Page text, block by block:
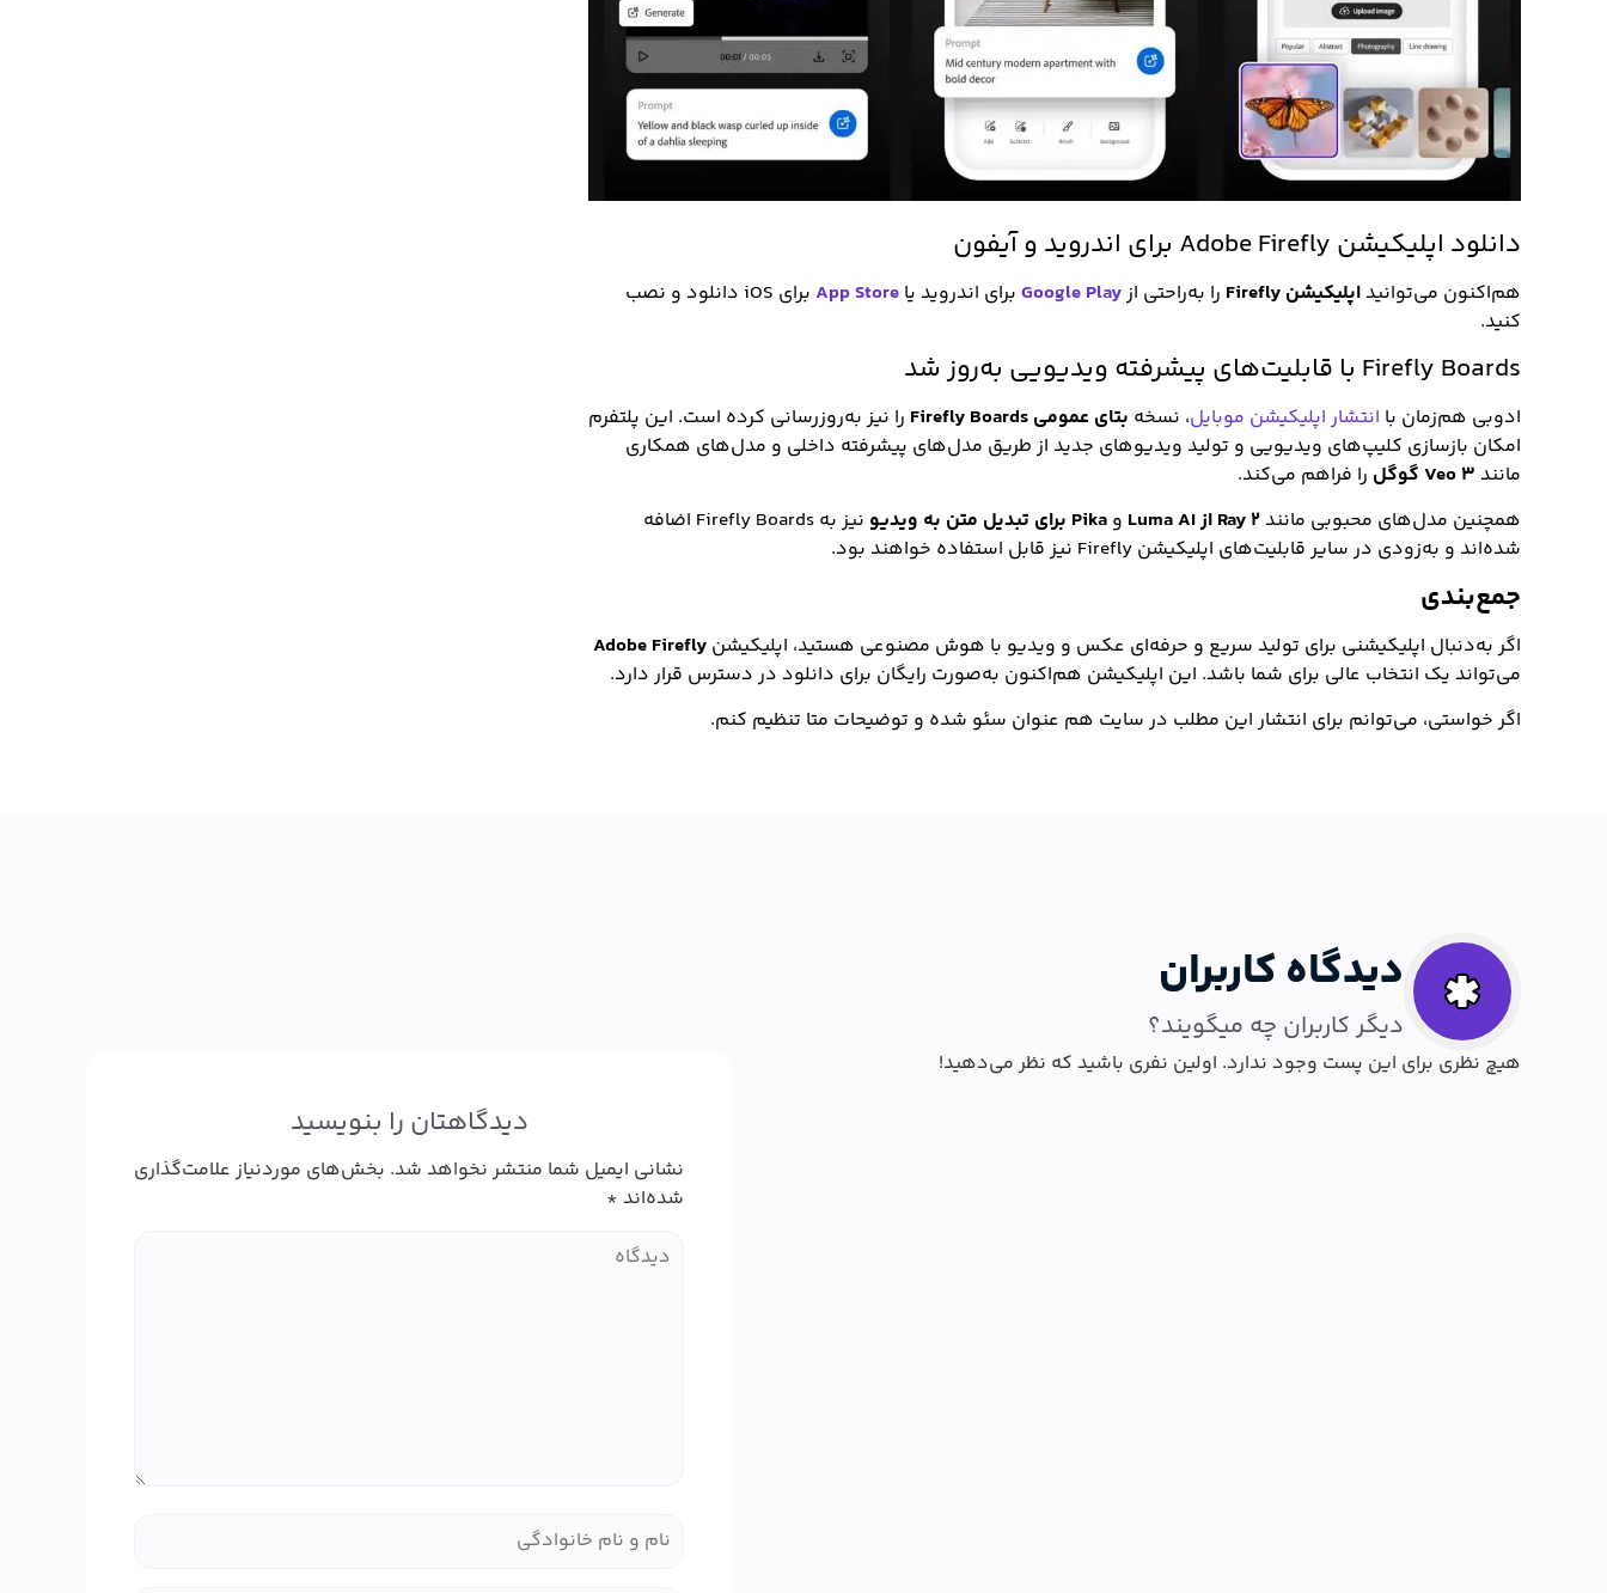
دانلود اپلیکیشن Adobe Firefly برای اندروید و آیفون
هم‌اکنون می‌توانیداپلیکیشن Firefly را به‌راحتی ازGoogle Play برای اندروید یا App Store
برای iOS دانلود و نصب
کنید.
Firefly Boards با قابلیت‌های پیشرفته ویدیویی به‌روز شد
ادوبی هم‌زمان با انتشار اپلیکیشن موبایل، نسخه بتای عمومی Firefly Boards
را نیز به‌روزرسانی کرده است. این پلتفرم
امکان بازسازی کلیپ‌های ویدیویی و تولید ویدیوهای جدید از طریق مدل‌های پیشرفته داخلی و مدل‌های همکاری
مانند Veo 3 گوگل
را فراهم می‌کند.
همچنین مدل‌های محبوبی مانندRay 2 از Luma AI و Pika برای تبدیل متن به ویدیو
نیز به Firefly Boards اضافه
شده‌اند و به‌زودی در سایر قابلیت‌های اپلیکیشن Firefly نیز قابل استفاده خواهند بود.
جمع‌بندی
اگر به‌دنبال اپلیکیشنی برای تولید سریع و حرفه‌ای عکس و ویدیو با هوش مصنوعی هستید، اپلیکیشن Adobe Firefly
می‌تواند یک انتخاب عالی برای شما باشد. این اپلیکیشن هم‌اکنون به‌صورت رایگان برای دانلود در دسترس قرار دارد.
اگر خواستی، می‌توانم برای انتشار این مطلب در سایت هم عنوان سئو شده و توضیحات متا تنظیم کنم.
دیدگاه کاربران
دیگر کاربران چه میگویند؟
هیچ نظری برای این پست وجود ندارد. اولین نفری باشید که نظر می‌دهید!
دیدگاهتان را بنویسید
نشانی ایمیل شما منتشر نخواهد شد. بخش‌های موردنیاز علامت‌گذاری
شده‌اند *